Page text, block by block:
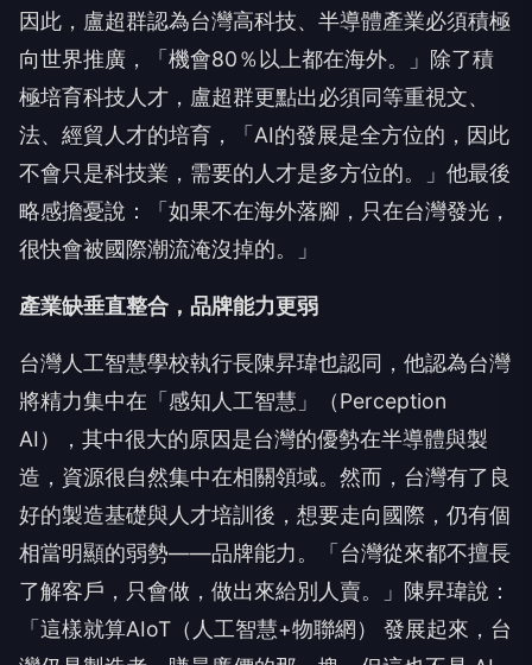
因此，盧超群認為台灣高科技、半導體產業必須積極
向世界推廣，「機會80％以上都在海外。」除了積
極培育科技人才，盧超群更點出必須同等重視文、
法、經貿人才的培育，「AI的發展是全方位的，因此
不會只是科技業，需要的人才是多方位的。」他最後
略感擔憂說：「如果不在海外落腳，只在台灣發光，
很快會被國際潮流淹沒掉的。」
產業缺垂直整合，品牌能力更弱
台灣人工智慧學校執行長陳昇瑋也認同，他認為台灣
將精力集中在「感知人工智慧」（Perception
AI），其中很大的原因是台灣的優勢在半導體與製
造，資源很自然集中在相關領域。然而，台灣有了良
好的製造基礎與人才培訓後，想要走向國際，仍有個
相當明顯的弱勢——品牌能力。「台灣從來都不擅長
了解客戶，只會做，做出來給別人賣。」陳昇瑋說：
「這樣就算AIoT（人工智慧+物聯網） 發展起來，台